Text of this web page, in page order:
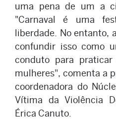
uma pena de um a
"Carnaval é uma
liberdade. No entanto,
confundir isso como
conduto para
mulheres", comenta a
coordenadora do
Vítima da Violência
Érica Canuto.